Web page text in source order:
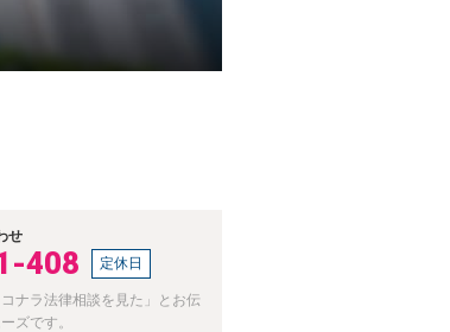
せ
408 定休日
ナラ法律相談を見た」とお伝
ズです。